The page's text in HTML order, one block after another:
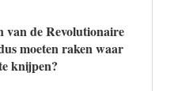
van de Revolutionaire
moeten raken waar
knijpen?